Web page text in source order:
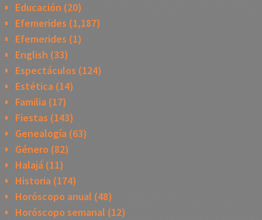
Educación (20)
Efemerides (1,187)
Efemerides (1)
English (33)
Espectáculos (124)
Estética(14)
Familia(17)
Fiestas (143)
Genealogía(63)
Género (82)
Halajá(11)
Historia(174)
Horóscopo anual (48)
Horóscopo semanal (12)